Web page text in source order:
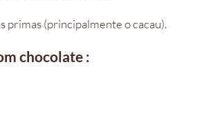
primas (principalmente o cacau).
chocolate :